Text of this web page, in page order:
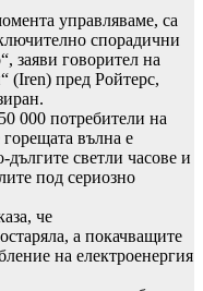
управляваме, са
спорадични
заяви говорител на
(Iren) пред Ройтерс,
000 потребители на
вълна е
светли часове и
под сериозно
че
а покачващите
на електроенергия